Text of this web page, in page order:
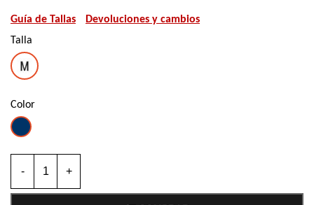
Guía de Tallas
Devoluciones y cambios
Talla
M
Color
Azul
- +